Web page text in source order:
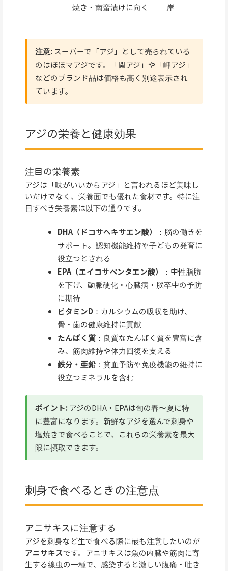
焼き・南蛮漬けに向く
岸
注意: スーパーで「アジ」として売られている
のはほぼマアジです。「関アジ」や「岬アジ」
などのブランド品は価格も高く別途表示され
ています。
アジの栄養と健康効果
注目の栄養素
アジは「味がいいからアジ」と言われるほど美味し
いだけでなく、栄養面でも優れた食材です。特に注
目すべき栄養素は以下の通りです。
DHA（ドコサヘキサエン酸）
：脳の働きを
サポート。認知機能維持や子どもの発育に
役立つとされる
EPA（エイコサペンタエン酸）
：中性脂肪
を下げ、動脈硬化・心臓病・脳卒中の予防
に期待
ビタミンD：カルシウムの吸収を助け、
骨・歯の健康維持に貢献
たんぱく質：良質なたんぱく質を豊富に含
み、筋肉維持や体力回復を支える
鉄分・亜鉛：貧血予防や免疫機能の維持に
役立つミネラルを含む
ポイント: アジのDHA・EPAは旬の春〜夏に特
に豊富になります。新鮮なアジを選んで刺身や
塩焼きで食べることで、これらの栄養素を最大
限に摂取できます。
刺身で食べるときの注意点
アニサキスに注意する
アジを刺身など生で食べる際に最も注意したいのが
アニサキスです。アニサキスは魚の内臓や筋肉に寄
生する線虫の一種で、感染すると激しい腹痛・吐き